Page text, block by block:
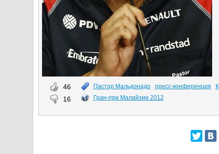
46
16
Пастор Мальдонадо пресс-конференция
Гран-при Малайзии 2012